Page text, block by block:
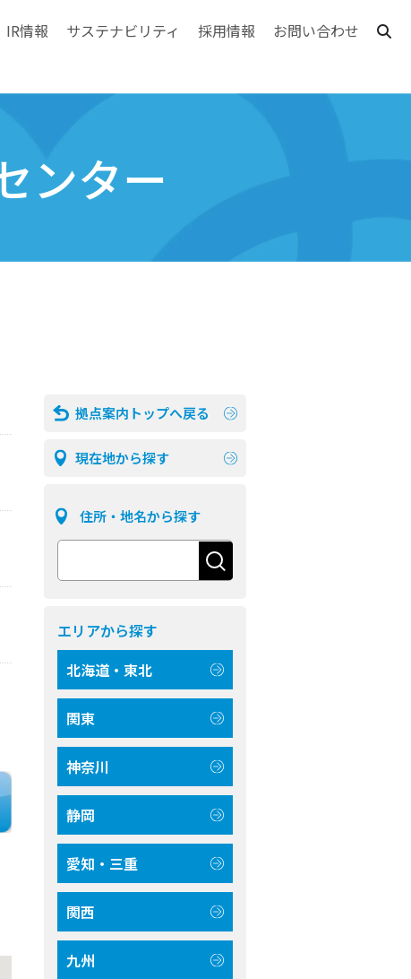
IR情報 サステナビリティ 採用情報 お問い合わせ
ンター
拠点案内トップへ戻る
現在地から探す
住所・地名から探す
エリアから探す
北海道・東北
関東
神奈川
静岡
愛知・三重
関西
九州